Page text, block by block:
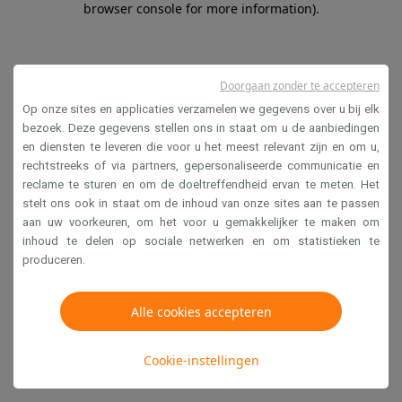
browser console for more information).
Op onze sites en applicaties verzamelen we gegevens over u bij elk
bezoek. Deze gegevens stellen ons in staat om u de aanbiedingen
en diensten te leveren die voor u het meest relevant zijn en om u,
rechtstreeks of via partners, gepersonaliseerde communicatie en
reclame te sturen en om de doeltreffendheid ervan te meten. Het
stelt ons ook in staat om de inhoud van onze sites aan te passen
aan uw voorkeuren, om het voor u gemakkelijker te maken om
inhoud te delen op sociale netwerken en om statistieken te
produceren.
Alle cookies accepteren
Cookie-instellingen
Doorgaan zonder te accepteren